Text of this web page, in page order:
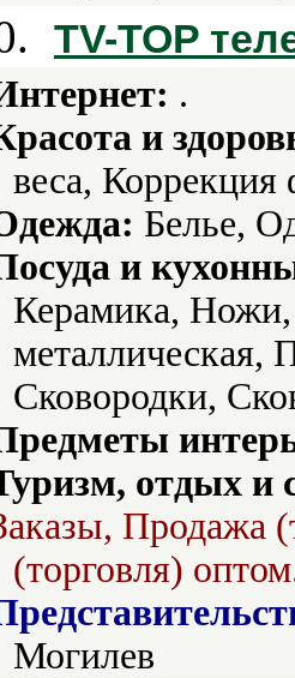
TV-TOP
.
и
веса,
Белье,
и
Керамика,
металлическая,
Сковородки,
отдых и
Продажа
(торговля)
Могилев